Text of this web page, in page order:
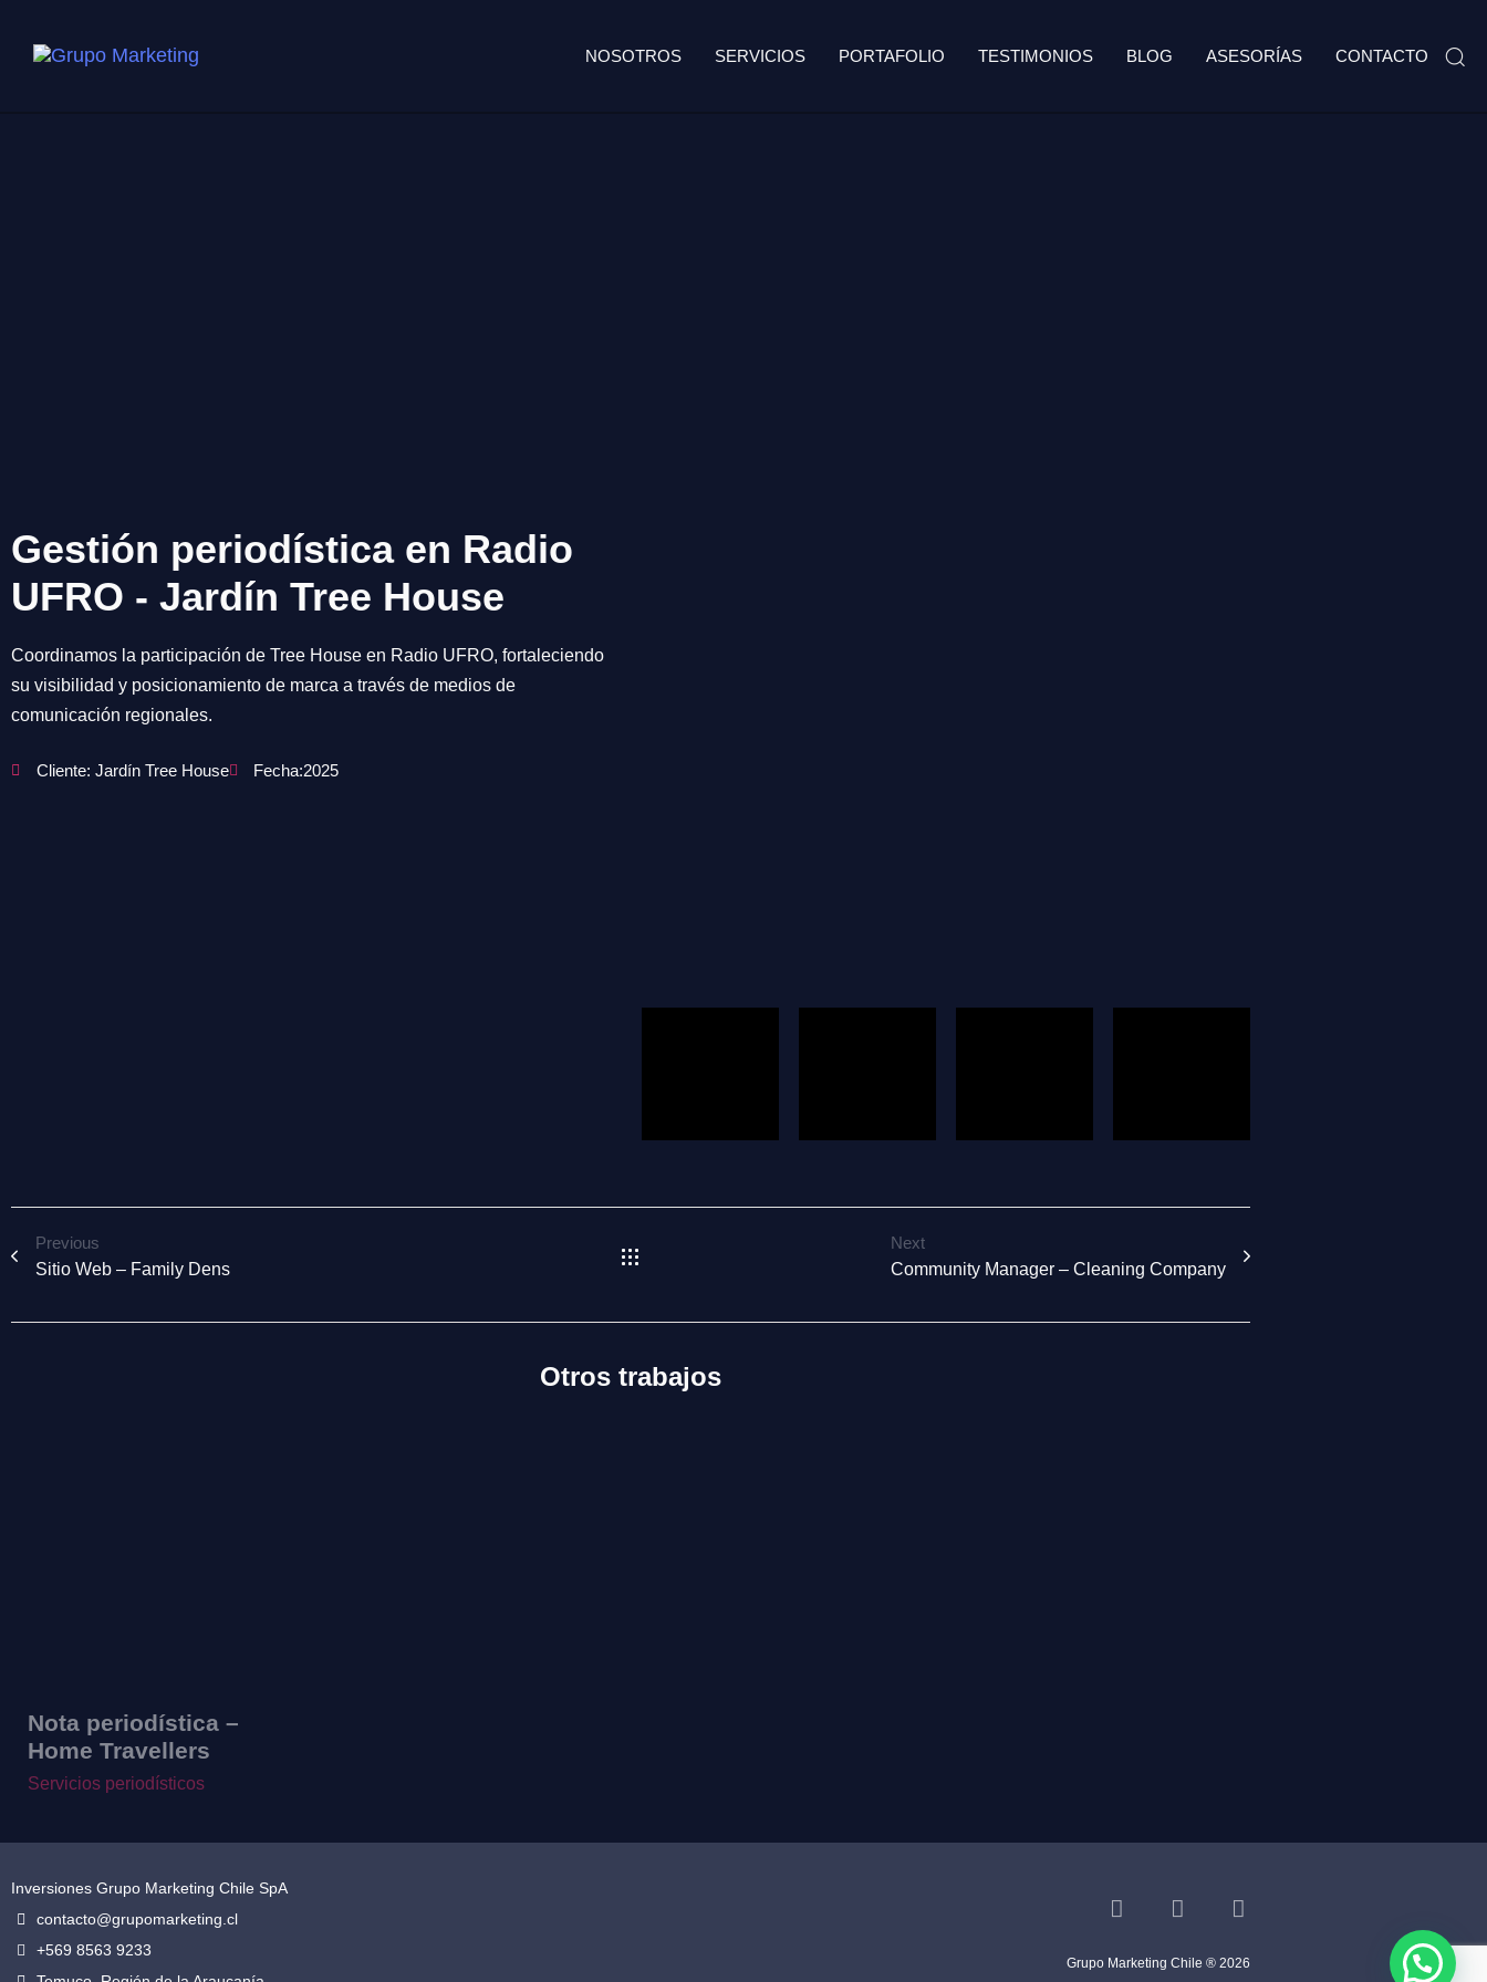
NOSOTROS SERVICIOS PORTAFOLIO TESTIMONIOS BLOG ASESORÍAS CONTACTO
Gestión periodística en Radio
UFRO - Jardín Tree House
Coordinamos la participación de Tree House en Radio UFRO, fortaleciendo
su visibilidad y posicionamiento de marca a través de medios de
comunicación regionales.
Cliente: Jardín Tree House Fecha:2025
Previous
Sitio Web – Family Dens
Next
Community Manager – Cleaning Company
Otros trabajos
Nota periodística –
Home Travellers
Servicios periodísticos
Inversiones Grupo Marketing Chile SpA
contacto@grupomarketing.cl
+569 8563 9233
Grupo Marketing Chile ® 2026